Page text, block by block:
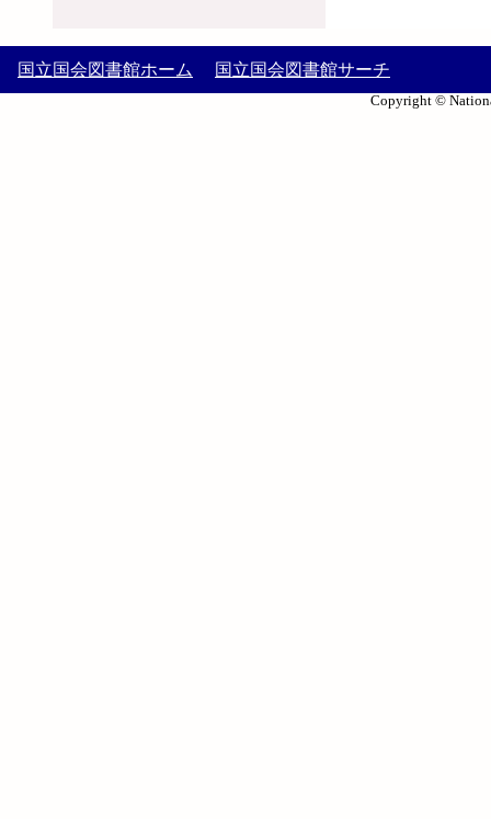
国立国会図書館ホーム 国立国会図書館サーチ
Copyright ©